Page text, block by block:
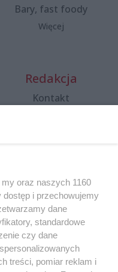
Bary, fast foody
Więcej
Redakcja
Kontakt
koncert z okazji
20. urodzin portalu
wSzczecinie.pl
Regulamin konkursów
śniadaniówka "Hej
Szczecin! Jest piątek!"
oraz naszych 1160
i przechowujemy
dane
standardowe
czy dane
treści, pomiar reklam i